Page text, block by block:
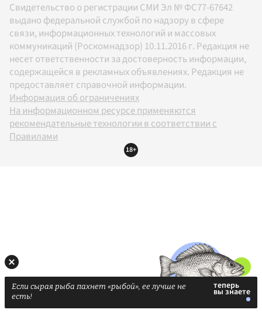
Свидетельство о регистрации СМИ Эл № ФС77-67642
выдано федеральной службой по надзору в сфере
связи, информационных технологий и массовых
коммуникаций (Роскомнадзор) 10.11.2016 г. Редакция не
несет ответственности за достоверность информации,
содержащейся в рекламных объявлениях. Редакция не
предоставляет справочной информации.
Информация об ограничениях
На информационном ресурсе применяются
рекомендательные технологии в соответствии с
Правилами
18+
Если сырая рыба пахнет «рыбой», ее лучше не
есть!